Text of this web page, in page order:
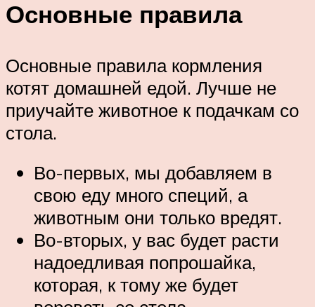
Основные правила
Основные правила кормления
котят домашней едой. Лучше не
приучайте животное к подачкам со
стола.
Во-первых, мы добавляем в
свою еду много специй, а
животным они только вредят.
Во-вторых, у вас будет расти
надоедливая попрошайка,
которая, к тому же будет